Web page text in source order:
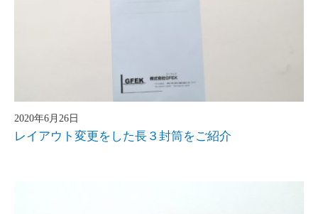
2020年6月26日
レイアウト変更をした長３封筒をご紹介